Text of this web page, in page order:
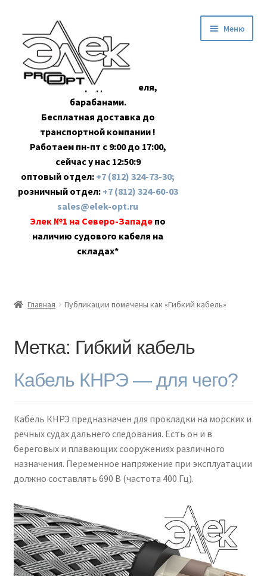
навигации
содержимому
Оптовая продажа кабеля,
барабанами.
Бесплатная доставка до
транспортной компании !
Работаем пн-пт с 9:00 до 17:00,
сейчас у нас 12:50:9
оптовый отдел: +7 (812) 324-73-30;
розничный отдел: +7 (812) 324-60-03
sales@elek-opt.ru
Элек №1 на Северо-Западе по
наличию судового кабеля на
складах*
Меню
Контакты
Розница
Заказать отмотку
Главная Публикации помечены как «Гибкий кабель»
Метка: Гибкий кабель
Кабель КНРЭ — для чего?
Кабель КНРЭ предназначен для прокладки на морских и
речных судах дальнего следования. Есть он и в
береговых и плавающих сооружениях различного
назначения. Переменное напряжение при эксплуатации
должно составлять 690 В (частота 400 Гц).